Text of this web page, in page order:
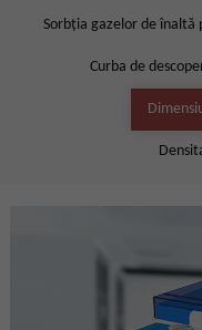
Sorbția gazelor de înaltă
Curba de